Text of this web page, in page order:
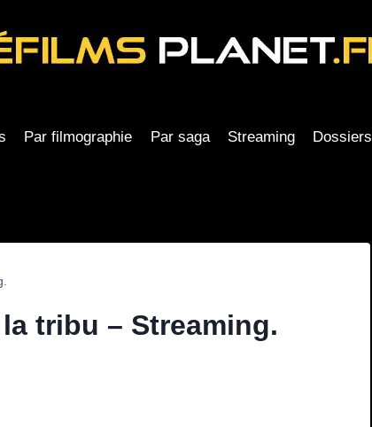
Par filmographie Par saga Streaming Dossiers
tribu – Streaming.